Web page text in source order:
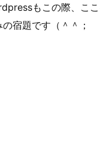
もこの際、こ
宿題です（＾＾；